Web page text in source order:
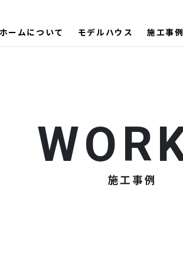
ームについて モデルハウス 施工事例
施工事例